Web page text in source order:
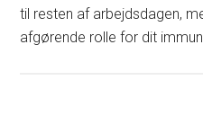
til resten af arbejdsdagen,
afgørende rolle for dit